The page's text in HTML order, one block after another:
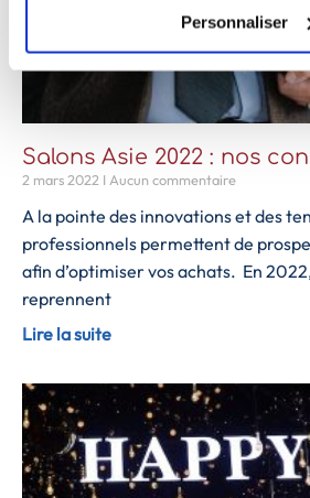
Personnaliser
Salons Asie 2022 : nos
2 mars 2022 Aucun commentaire
A la pointe des innovations et des
professionnels permettent de
afin d’optimiser vos achats. En
reprennent
Lire la suite